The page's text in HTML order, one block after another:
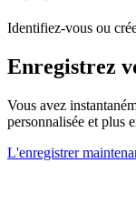
Identifiez-vous ou
Enregistrez
Vous avez
personnalisée et plus
L'enregistrer